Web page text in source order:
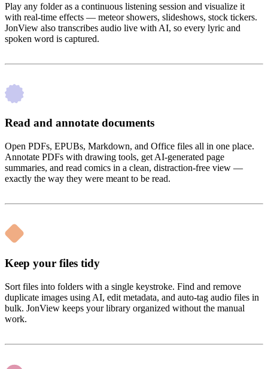
Play any folder as a continuous listening session and visualize it
with real-time effects — meteor showers, slideshows, stock tickers.
JonView also transcribes audio live with AI, so every lyric and
spoken word is captured.
Read and annotate documents
Open PDFs, EPUBs, Markdown, and Office files all in one place.
Annotate PDFs with drawing tools, get AI-generated page
summaries, and read comics in a clean, distraction-free view —
exactly the way they were meant to be read.
Keep your files tidy
Sort files into folders with a single keystroke. Find and remove
duplicate images using AI, edit metadata, and auto-tag audio files in
bulk. JonView keeps your library organized without the manual
work.